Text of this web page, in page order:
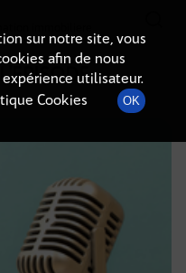
sur notre site, vous
afin de nous
utilisateur.
Cookies
OK